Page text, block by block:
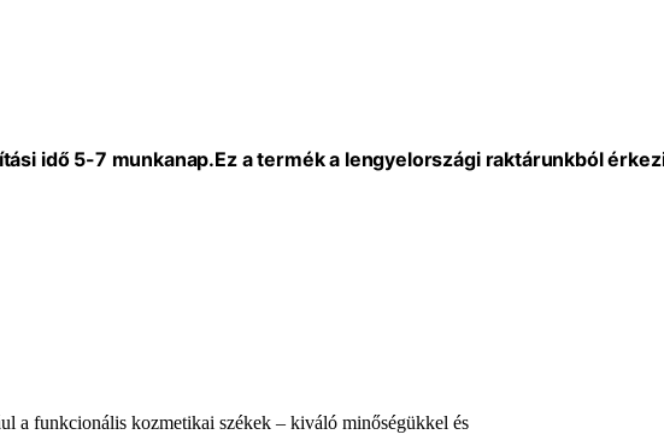
idő 5-7 munkanap.Ez a termék a lengyelországi raktárunkból
a funkcionális kozmetikai székek – kiváló minőségükkel és